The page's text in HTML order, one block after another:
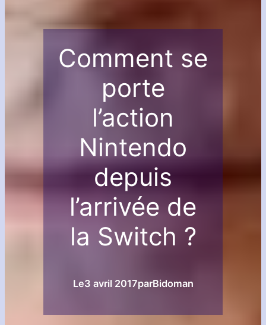
Comment se
porte
l’action
Nintendo
depuis
l’arrivée de
la Switch ?
Le3 avril 2017parBidoman